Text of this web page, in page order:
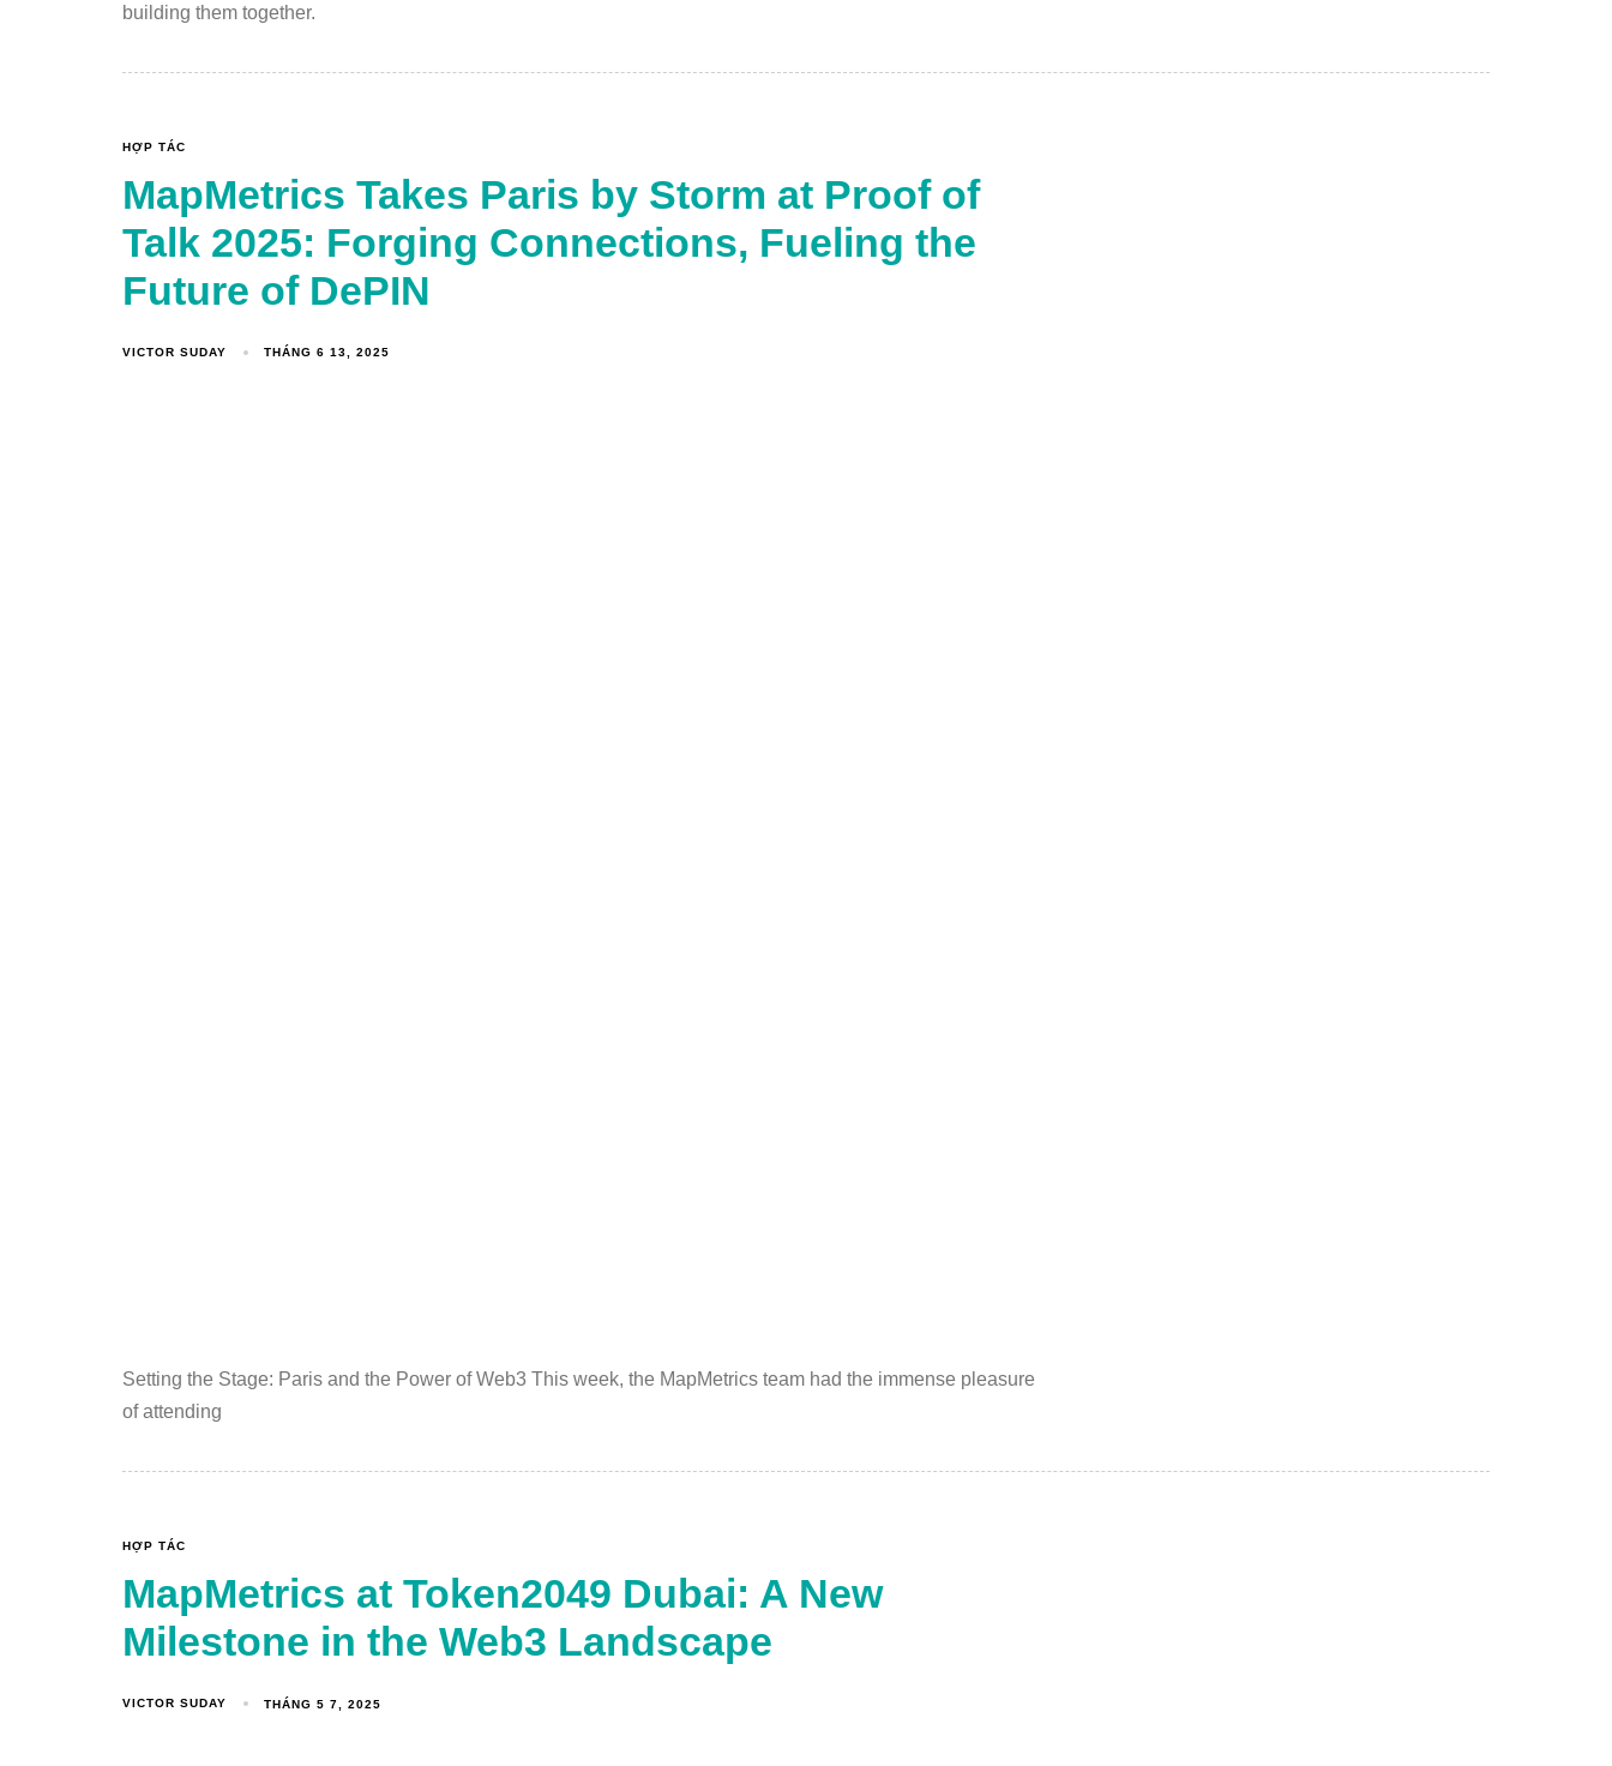
building them together.
HỢP TÁC
MapMetrics Takes Paris by Storm at Proof of
Talk 2025: Forging Connections, Fueling the
Future of DePIN
VICTOR SUDAY THÁNG 6 13, 2025
Setting the Stage: Paris and the Power of Web3 This week, the MapMetrics team had the immense pleasure
of attending
HỢP TÁC
MapMetrics at Token2049 Dubai: A New
Milestone in the Web3 Landscape
VICTOR SUDAY THÁNG 5 7, 2025